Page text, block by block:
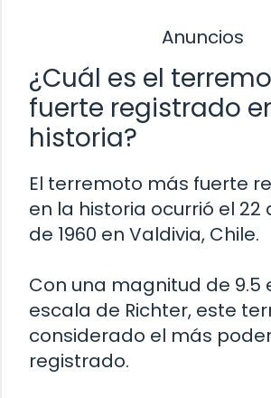
Anuncios
¿Cuál es el
fuerte registrado
historia?
El terremoto más fuerte
en la historia ocurrió el 22
de 1960 en Valdivia, Chile.
Con una magnitud de 9.5
escala de Richter, este
considerado el más
registrado.